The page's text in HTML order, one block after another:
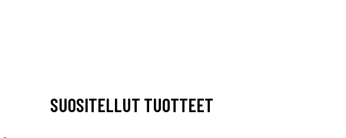
SUOSITELLUT TUOTTEET